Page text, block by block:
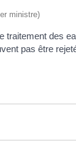
ministre)
des
pas être